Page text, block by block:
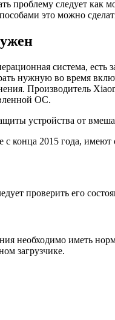
проблему следует
это можно
система, есть
нужную во время
Производитель
ОС.
устройства от
конца 2015 года, имеют
проверить его
необходимо иметь
загрузчике.